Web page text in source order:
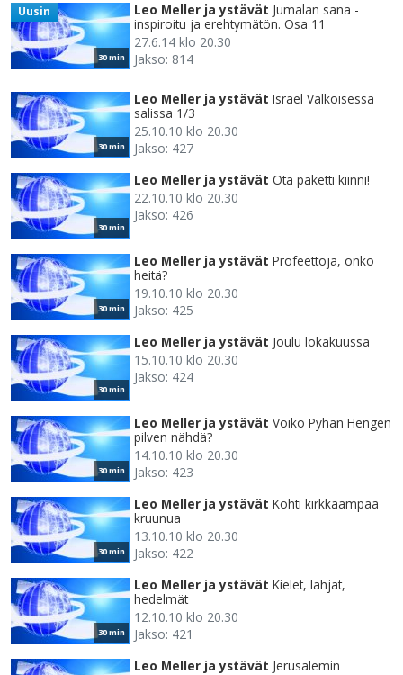
30 min
Uusin Leo Meller ja ystävät Jumalan sana -
inspiroitu ja erehtymätön. Osa 11
27.6.14 klo 20.30
Jakso: 814
30 min
Leo Meller ja ystävät Israel Valkoisessa
salissa 1/3
25.10.10 klo 20.30
Jakso: 427
30 min
Leo Meller ja ystävät Ota paketti kiinni!
22.10.10 klo 20.30
Jakso: 426
30 min
Leo Meller ja ystävät Profeettoja, onko
heitä?
19.10.10 klo 20.30
Jakso: 425
30 min
Leo Meller ja ystävät Joulu lokakuussa
15.10.10 klo 20.30
Jakso: 424
30 min
Leo Meller ja ystävät Voiko Pyhän Hengen
pilven nähdä?
14.10.10 klo 20.30
Jakso: 423
30 min
Leo Meller ja ystävät Kohti kirkkaampaa
kruunua
13.10.10 klo 20.30
Jakso: 422
30 min
Leo Meller ja ystävät Kielet, lahjat,
hedelmät
12.10.10 klo 20.30
Jakso: 421
Leo Meller ja ystävät Jerusalemin